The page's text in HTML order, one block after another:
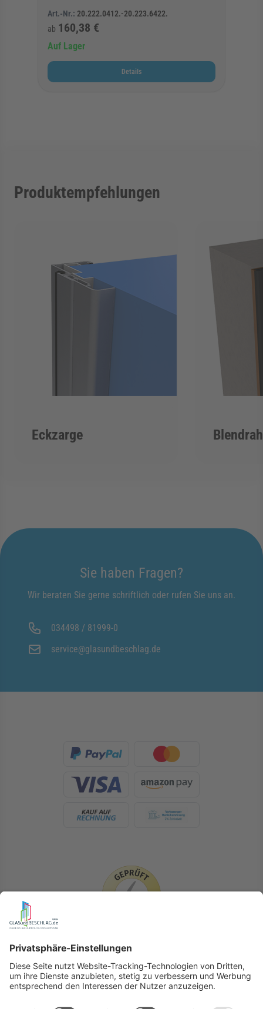
Art.-Nr.: 20.222.0412.-20.223.6422.
ab 160,38 €
Auf Lager
Details
Produktempfehlungen
Eckzarge
Sie haben Fragen?
Wir beraten Sie gerne schriftlich oder rufen Sie uns an.
034498 / 81999-0
service@glasundbeschlag.de